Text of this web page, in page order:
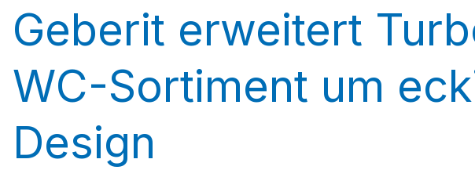
Geberit erweitert
WC-Sortiment um
Design